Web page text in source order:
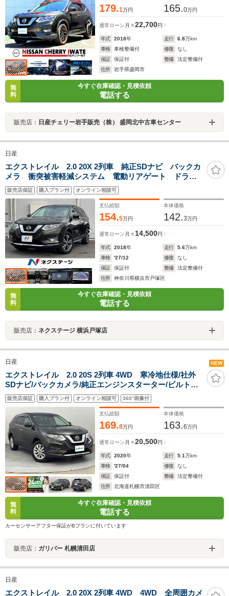
179.1万円 165.0万円
通常ローン 月々22,700円
年式 2018年 走行 6.8万km
車検
車検整備付 修復
なし
保証
保証付 整備
法定整備付
住所
岩手県盛岡市
無
料
今すぐ在庫確認・見積依頼
電話する
販売店： 日産チェリー岩手販売（株） 盛岡北中古車センター
日産
エクストレイル 2.0 20X 2列車 純正SDナビ バックカ
メラ 衝突被害軽減システム 電動リアゲート ドラレ
コ スマートキー ビルトインETC 純正18インチアル
ミ オートハイビーム 車線逸脱警報 デュアルエアコ
ン Bluetooth
販売店保証 購入プラン付 オンライン相談可
支払総額
154.5万円
本体価格
142.3万円
通常ローン 月々 14,500円
年式 2018年 走行 5.6万km
車検
'27/12 修復
なし
保証
保証付 整備
法定整備付
住所
神奈川県横浜市戸塚区
無
料
今すぐ在庫確認・見積依頼
電話する
販売店： ネクステージ 横浜戸塚店
日産 NEW
エクストレイル 2.0 20S 2列車 4WD 寒冷地仕様/社外
SDナビ/バックカメラ/純正エンジンスターター/ビルトイ
ンETC/パーキングアシスト/レーンキープアシスト/アイド
リングストップ/ダウンヒルアシストコントロール/衝突被
害軽減システム
販売店保証 購入プラン付 オンライン相談可 360°画像付
支払総額
169.8万円
本体価格
163.6万円
通常ローン 月々20,500円
年式 2020年 走行 5.1万km
車検
'27/04 修復
なし
保証
保証付 整備
法定整備付
住所
北海道札幌市清田区
無
料
今すぐ在庫確認・見積依頼
電話する
カーセンサーアフター保証がBプランに付いています
販売店： ガリバー 札幌清田店
日産
エクストレイル 2.0 20X 2列車 4WD 4WD 全周囲カメ